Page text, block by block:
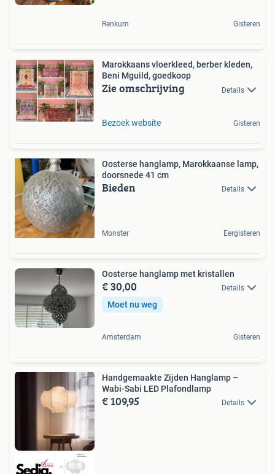
Renkum Gisteren
Marokkaans vloerkleed, berber kleden,
Beni Mguild, goedkoop
Zie omschrijving Details
Bezoek website Gisteren
Oosterse hanglamp, Marokkaanse lamp,
doorsnede 41 cm
Bieden Details
Monster Eergisteren
Oosterse hanglamp met kristallen
€ 30,00 Details
Moet nu weg
Amsterdam Gisteren
Handgemaakte Zijden Hanglamp –
Wabi-Sabi LED Plafondlamp
€ 109,95 Details